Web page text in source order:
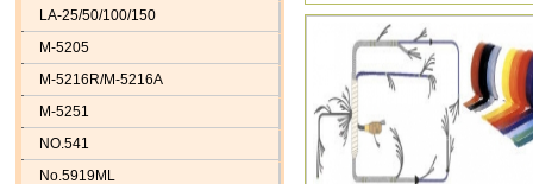
LA-25/50/100/150
M-5205
M-5216R/M-5216A
M-5251
NO.541
No.5919ML